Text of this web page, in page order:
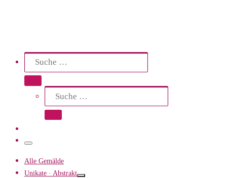
Search
Suche
Suche …
Suche
Suche …
Menü
Alle Gemälde
Unikate · Abstrakt